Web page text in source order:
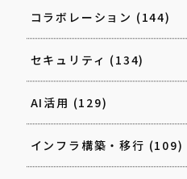
コラボレーション (144)
セキュリティ (134)
AI活用 (129)
インフラ構築・移行 (109)